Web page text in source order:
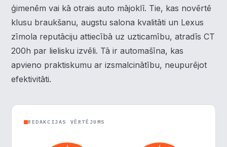
ģimenēm vai kā otrais auto mājoklī. Tie, kas novērtē
klusu braukšanu, augstu salona kvalitāti un Lexus
zīmola reputāciju attiecībā uz uzticamību, atradīs CT
200h par lielisku izvēli. Tā ir automašīna, kas
apvieno praktiskumu ar izsmalcinātību, neupurējot
efektivitāti.
REDAKCIJAS VĒRTĒJUMS
Piekrišanas preferences ×
pārvietoties un veikt noteiktas funkcijas. Zemāk katras
visām sīk... Rādīt vairāk